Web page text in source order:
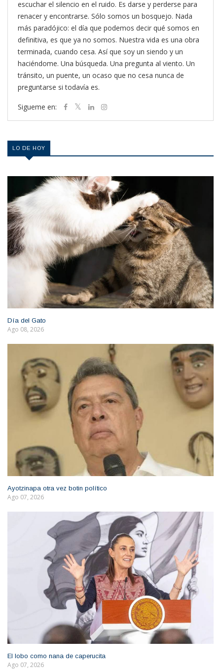
escuchar el silencio en el ruido. Es darse y perderse para
renacer y encontrarse. Sólo somos un bosquejo. Nada
más paradójico: el día que podemos decir qué somos en
definitiva, es que ya no somos. Nuestra vida es una obra
terminada, cuando cesa. Así que soy un siendo y un
haciéndome. Una búsqueda. Una pregunta al viento. Un
tránsito, un puente, un ocaso que no cesa nunca de
preguntarse si todavía es.
Sigueme en:
LO DE HOY
Día del Gato
Ago 08, 2026
Ayotzinapa otra vez botin político
Ago 07, 2026
El lobo como nana de caperucita
Ago 07, 2026